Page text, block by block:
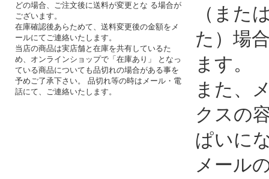
どの場合、ご注文後に送料が変更とな る場合が
ございます。
在庫確認後あらためて、送料変更後の金額をメ
ールにてご連絡いたします。
当店の商品は実店舗と在庫を共有しているた
め、オンラインショップで「在庫あり」 となっ
ている商品についても品切れの場合がある事を
予めご了承下さい。 品切れ等の時はメール・電
話にて、ご連絡いたします。
（また
た）場
ます。
また、
クスの
ぱいに
メール